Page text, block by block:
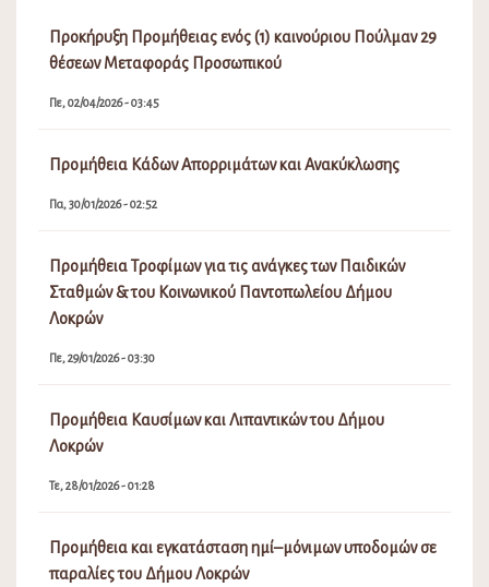
Προκήρυξη Προμήθειας ενός (1) καινούριου Πούλμαν 29
θέσεων Μεταφοράς Προσωπικού
Πε, 02/04/2026 - 03:45
Προμήθεια Κάδων Απορριμάτων και Ανακύκλωσης
Πα, 30/01/2026 - 02:52
Προμήθεια Τροφίμων για τις ανάγκες των Παιδικών
Σταθμών & του Κοινωνικού Παντοπωλείου Δήμου
Λοκρών
Πε, 29/01/2026 - 03:30
Προμήθεια Καυσίμων και Λιπαντικών του Δήμου
Λοκρών
Τε, 28/01/2026 - 01:28
Προμήθεια και εγκατάσταση ημί–μόνιμων υποδομών σε
παραλίες του Δήμου Λοκρών